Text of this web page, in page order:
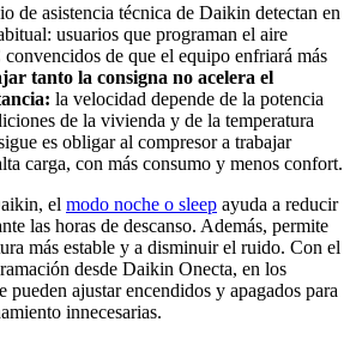
de asistencia técnica de Daikin detectan en
usuarios que programan el aire
de que el equipo enfriará más
tanto la consigna no acelera el
la velocidad depende de la potencia
de la vivienda y de la temperatura
es obligar al compresor a trabajar
carga, con más consumo y menos confort.
el modo noche o sleep ayuda a reducir
las horas de descanso. Además, permite
más estable y a disminuir el ruido. Con el
desde Daikin Onecta, en los
pueden ajustar encendidos y apagados para
innecesarias.